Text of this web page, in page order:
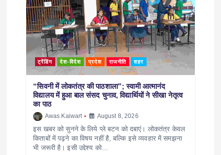
ट्रेंडिंग देश-विदेश प्रदेश राजनीति शहर
“सिवनी में लोकतंत्र की पाठशाला”; स्वामी आत्मानंद
विद्यालय में हुआ बाल संसद चुनाव, विद्यार्थियों ने सीखा नेतृत्व
का पाठ
Awas Kaiwart August 8, 2026
इस खबर को सुनने के लिये प्ले बटन को दबाएं। लोकतंत्र केवल
किताबों में पढ़ने का विषय नहीं है, बल्कि इसे व्यवहार में समझना
भी जरूरी है। इसी उद्देश्य को…